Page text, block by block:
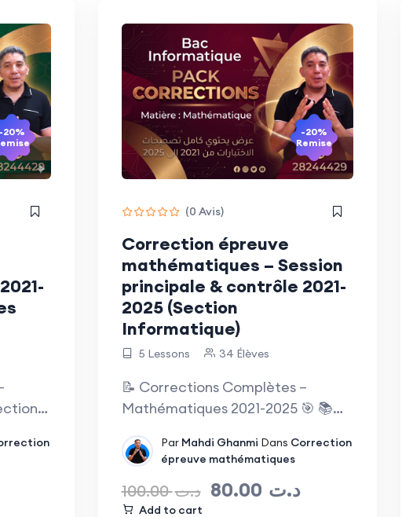
-20%
-20%
Remise
(0 Avis)
Correction épreuve
mathématiques – Session
principale & contrôle 2021-
2025 (Section
Informatique)
5 Lessons 34 Élèves
📝 Corrections Complètes –
Mathématiques 2021-2025 🎯 📚
Par Mahdi Ghanmi Dans Correction
épreuve mathématiques
100.00د.ت 80.00 د.ت
Add to cart